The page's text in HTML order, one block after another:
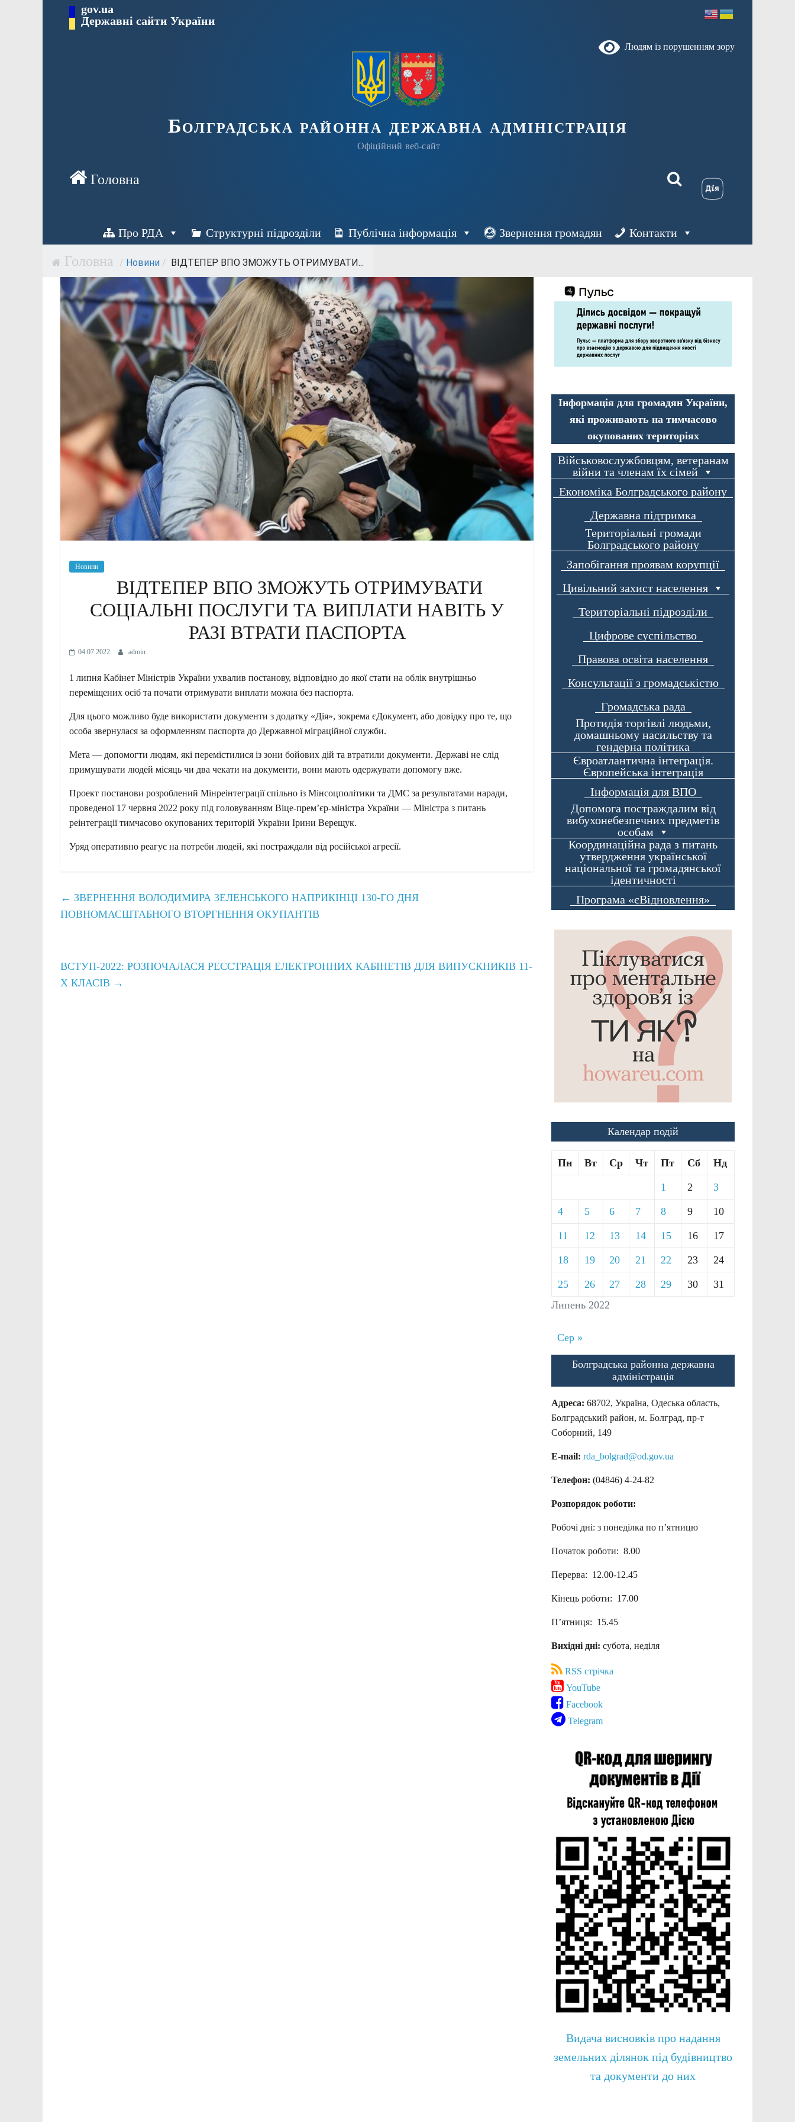
Перейти gov.ua
Державні сайти України
Людям із порушенням зору
Болградська районна державна адміністрація
Офіційний веб-сайт
Про РДА Структурні підрозділи Публічна інформація Звернення громадян Контакти
/ Новини / ВІДТЕПЕР ВПО ЗМОЖУТЬ ОТРИМУВАТИ...
Новини
ВІДТЕПЕР ВПО ЗМОЖУТЬ ОТРИМУВАТИ
СОЦІАЛЬНІ ПОСЛУГИ ТА ВИПЛАТИ НАВІТЬ У
РАЗІ ВТРАТИ ПАСПОРТА
04.07.2022 admin
1 липня Кабінет Міністрів України ухвалив постанову, відповідно до якої стати на облік внутрішньо
переміщених осіб та почати отримувати виплати можна без паспорта.
Для цього можливо буде використати документи з додатку «Дія», зокрема єДокумент, або довідку про те, що
особа звернулася за оформленням паспорта до Державної міграційної служби.
Мета — допомогти людям, які перемістилися із зони бойових дій та втратили документи. Державі не слід
примушувати людей місяць чи два чекати на документи, вони мають одержувати допомогу вже.
Проект постанови розроблений Мінреінтеграції спільно із Мінсоцполітики та ДМС за результатами наради,
проведеної 17 червня 2022 року під головуванням Віце-прем’єр-міністра України — Міністра з питань
реінтеграції тимчасово окупованих територій України Ірини Верещук.
Уряд оперативно реагує на потреби людей, які постраждали від російської агресії.
← ЗВЕРНЕННЯ ВОЛОДИМИРА ЗЕЛЕНСЬКОГО НАПРИКІНЦІ 130-ГО ДНЯ
ПОВНОМАСШТАБНОГО ВТОРГНЕННЯ ОКУПАНТІВ
ВСТУП-2022: РОЗПОЧАЛАСЯ РЕЄСТРАЦІЯ ЕЛЕКТРОННИХ КАБІНЕТІВ ДЛЯ ВИПУСКНИКІВ 11-
Х КЛАСІВ →
Інформація для громадян України,
які проживають на тимчасово
окупованих територіях
Військовослужбовцям, ветеранам
війни та членам їх сімей
Економіка Болградського району
Державна підтримка
Територіальні громади
Болградського району
Запобігання проявам корупції
Цивільний захист населення
Територіальні підрозділи
Цифрове суспільство
Правова освіта населення
Консультації з громадськістю
Громадська рада
Протидія торгівлі людьми,
домашньому насильству та
гендерна політика
Євроатлантична інтеграція.
Європейська інтеграція
Інформація для ВПО
Допомога постраждалим від
вибухонебезпечних предметів
особам
Координаційна рада з питань
утвердження української
національної та громадянської
ідентичності
Програма «єВідновлення»
Календар подій
Липень 2022
Пн Вт Ср Чт Пт Сб Нд
1 2 3
4 5 6 7 8 9 10
11 12 13 14 15 16 17
18 19 20 21 22 23 24
25 26 27 28 29 30 31
Сер »
Болградська районна державна
адміністрація
Адреса: 68702, Україна, Одеська область,
Болградський район, м. Болград, пр-т
Соборний, 149
E-mail: rda_bolgrad@od.gov.ua
Телефон: (04846) 4-24-82
Розпорядок роботи:
Робочі дні: з понеділка по п’ятницю
Початок роботи: 8.00
Перерва: 12.00-12.45
Кінець роботи: 17.00
П’ятниця: 15.45
Вихідні дні: субота, неділя
RSS стрічка
YouTube
Facebook
Telegram
Видача висновків про надання
земельних ділянок під будівництво
та документи до них